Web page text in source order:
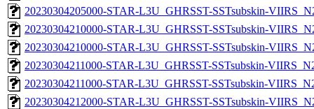
20230304205000-STAR-L3U_GHRSST-SSTsubskin-
20230304210000-STAR-L3U_GHRSST-SSTsubskin-
20230304210000-STAR-L3U_GHRSST-SSTsubskin-
20230304211000-STAR-L3U_GHRSST-SSTsubskin-
20230304211000-STAR-L3U_GHRSST-SSTsubskin-
20230304212000-STAR-L3U_GHRSST-SSTsubskin-